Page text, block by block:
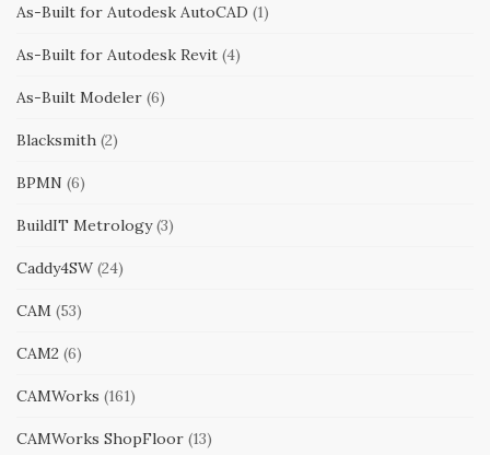
As-Built for Autodesk AutoCAD (1)
As-Built for Autodesk Revit (4)
As-Built Modeler (6)
Blacksmith (2)
BPMN (6)
BuildIT Metrology(3)
Caddy4SW (24)
CAM (53)
CAM2 (6)
CAMWorks (161)
CAMWorks ShopFloor (13)